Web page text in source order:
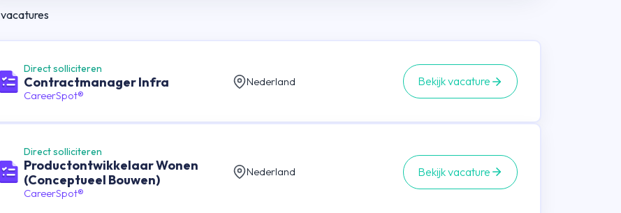
vacatures
Direct solliciteren
Contractmanager Infra
CareerSpot®
Nederland Bekijk vacature
Direct solliciteren
Productontwikkelaar Wonen
(Conceptueel Bouwen)
CareerSpot®
Nederland Bekijk vacature